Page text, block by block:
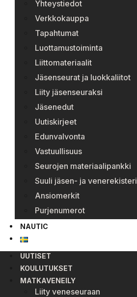
Yhteystiedot
Verkkokauppa
Tapahtumat
Luottamustoiminta
Liittomateriaalit
Jäsenseurat ja luokkaliitot
Liity jäsenseuraksi
Jäsenedut
Uutiskirjeet
Edunvalvonta
Vastuullisuus
Seurojen materiaalipankki
Suuli jäsen- ja venerekisteri
Ansiomerkit
Purjenumerot
NAUTIC
UUTISET
KOULUTUKSET
MATKAVENEILY
Liity veneseuraan